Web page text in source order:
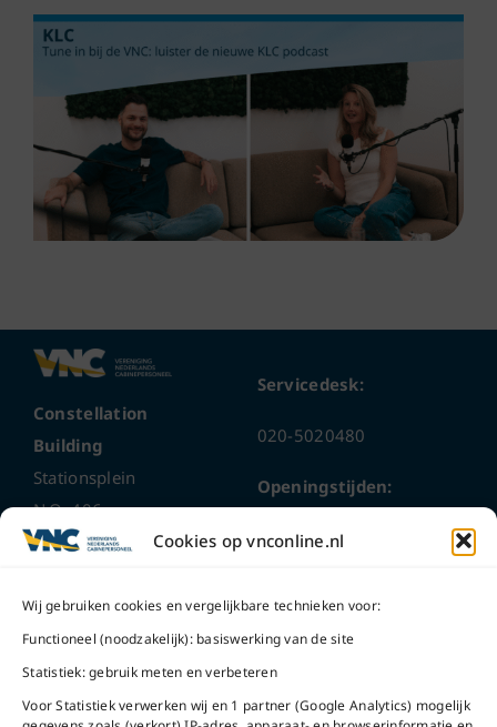
Cookies op vnconline.nl
Wij gebruiken cookies en vergelijkbare technieken voor:
Functioneel (noodzakelijk): basiswerking van de site
Statistiek: gebruik meten en verbeteren
Voor Statistiek verwerken wij en 1 partner (Google Analytics) mogelijk
Constellation
Building
Stationsplein
N.O. 406
1117 CL
Bel ons
Mail ons
Servicedesk:
020-5020480
Openingstijden:
ma t/m do
Na openingstijden
bereikbaar via
5020480